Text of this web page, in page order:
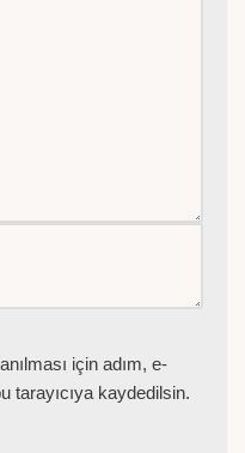
için adım, e-
tarayıcıya kaydedilsin.